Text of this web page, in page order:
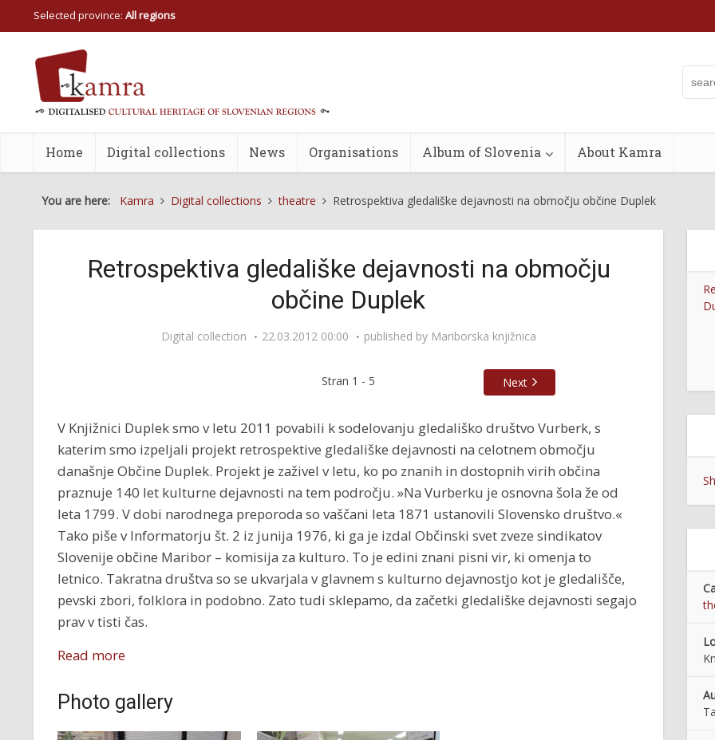
Selected province: All regions
Home Digital collections News Organisations Album of Slovenia About Kamra
You are here: Kamra Digital collections theatre Retrospektiva gledališke dejavnosti na območju občine Duplek
Retrospektiva gledališke dejavnosti na območju
občine Duplek
Digital collection 22.03.2012 00:00 published by Mariborska knjižnica
Stran 1 - 5 Next
V Knjižnici Duplek smo v letu 2011 povabili k sodelovanju gledališko društvo Vurberk, s
katerim smo izpeljali projekt retrospektive gledališke dejavnosti na celotnem območju
današnje Občine Duplek. Projekt je zaživel v letu, ko po znanih in dostopnih virih občina
praznuje 140 let kulturne dejavnosti na tem področju. »Na Vurberku je osnovna šola že od
leta 1799. V dobi narodnega preporoda so vaščani leta 1871 ustanovili Slovensko društvo.«
Tako piše v Informatorju št. 2 iz junija 1976, ki ga je izdal Občinski svet zveze sindikatov
Slovenije občine Maribor – komisija za kulturo. To je edini znani pisni vir, ki omenja to
letnico. Takratna društva so se ukvarjala v glavnem s kulturno dejavnostjo kot je gledališče,
pevski zbori, folklora in podobno. Zato tudi sklepamo, da začetki gledališke dejavnosti segajo
prav v tisti čas.
Read more
Photo gallery